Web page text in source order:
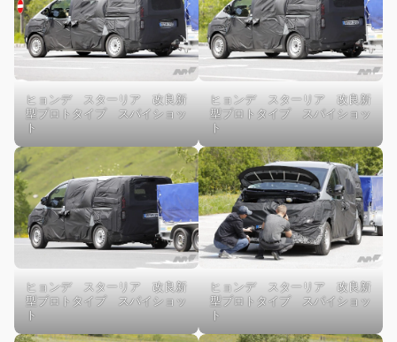
ヒョンデ スターリア 改良新
型プロトタイプ スパイショッ
ト
ヒョンデ スターリア 改良新
型プロトタイプ スパイショッ
ト
ヒョンデ スターリア 改良新
型プロトタイプ スパイショッ
ト
ヒョンデ スターリア 改良新
型プロトタイプ スパイショッ
ト